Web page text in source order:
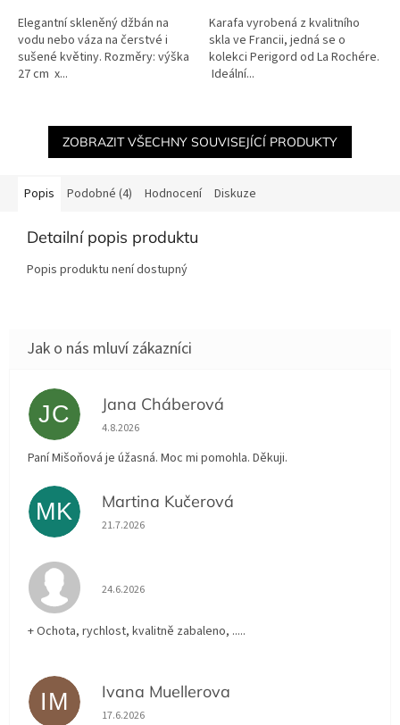
Elegantní skleněný džbán na
vodu nebo váza na čerstvé i
sušené květiny. Rozměry: výška
27 cm x...
Karafa vyrobená z kvalitního
skla ve Francii, jedná se o
kolekci Perigord od La Rochére.
Ideální...
ZOBRAZIT VŠECHNY SOUVISEJÍCÍ PRODUKTY
Popis Podobné (4) Hodnocení Diskuze
Detailní popis produktu
Popis produktu není dostupný
JC Jana Cháberová
Hodnocení obchodu je 5 z 5 hvězdiček.
4.8.2026
Paní Mišoňová je úžasná. Moc mi pomohla. Děkuji.
MK Martina Kučerová
Hodnocení obchodu je 5 z 5 hvězdiček.
21.7.2026
Hodnocení obchodu je 5 z 5 hvězdiček.
24.6.2026
+ Ochota, rychlost, kvalitně zabaleno, .....
IM Ivana Muellerova
Hodnocení obchodu je 5 z 5 hvězdiček.
17.6.2026